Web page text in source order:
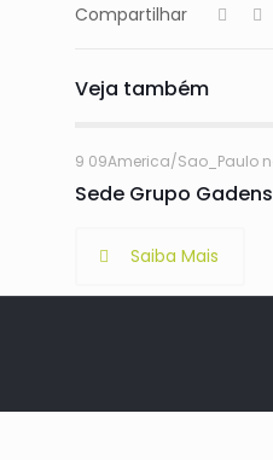
Compartilhar
Veja também
9 09America/Sao_Paulo
Sede Grupo Gadens
Saiba Mais